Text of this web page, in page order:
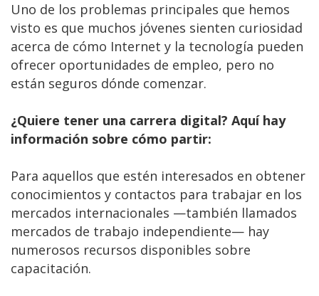
Uno de los problemas principales que hemos
visto es que muchos jóvenes sienten curiosidad
acerca de cómo Internet y la tecnología pueden
ofrecer oportunidades de empleo, pero no
están seguros dónde comenzar.
¿Quiere tener una carrera digital? Aquí hay
información sobre cómo partir:
Para aquellos que estén interesados en obtener
conocimientos y contactos para trabajar en los
mercados internacionales —también llamados
mercados de trabajo independiente— hay
numerosos recursos disponibles sobre
capacitación.